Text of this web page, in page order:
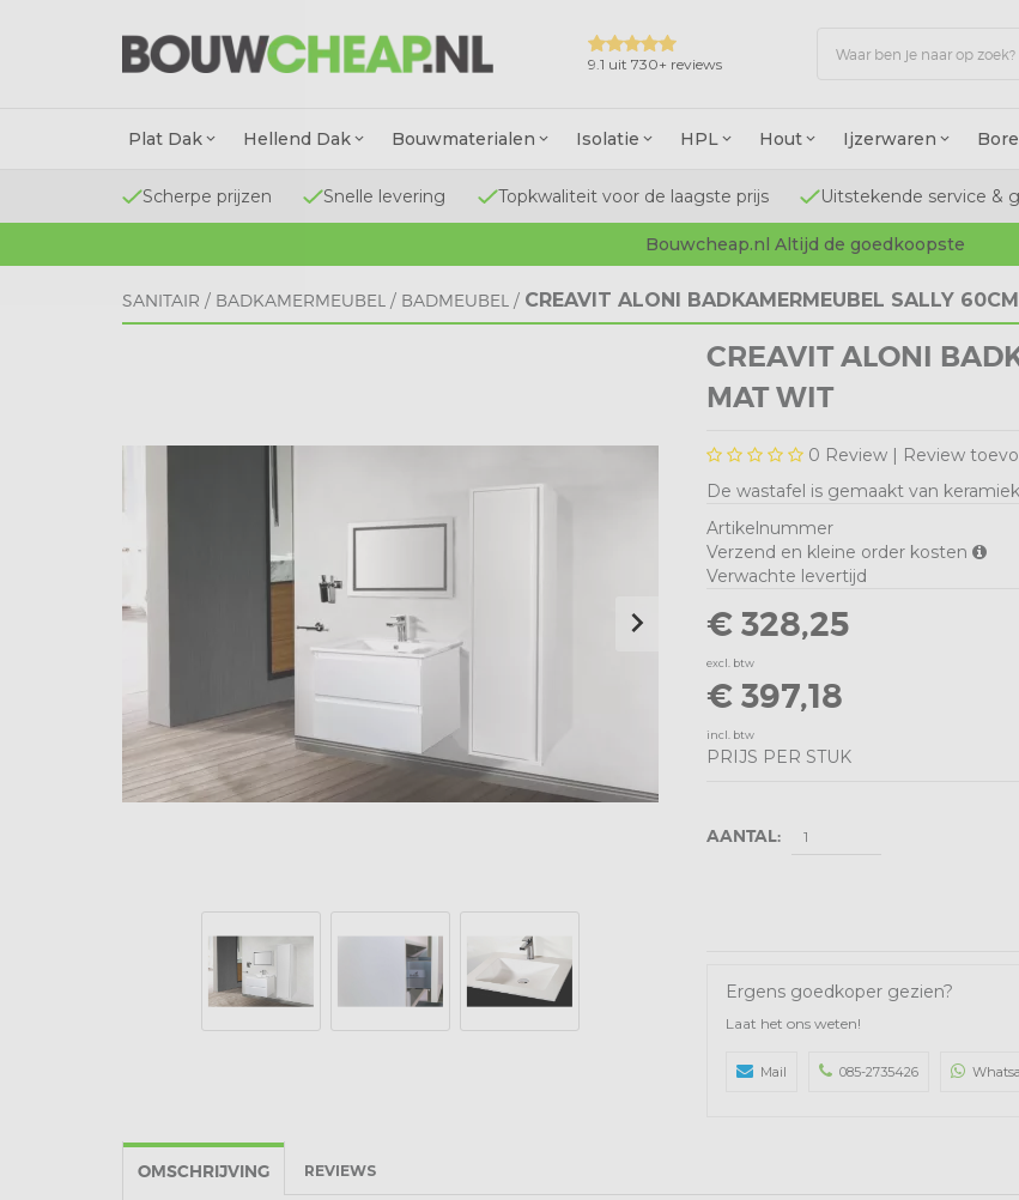
9.1 uit 730+ reviews
Plat Dak Hellend Dak Bouwmaterialen Isolatie HPL Hout Ijzerwaren
Scherpe prijzen Snelle levering Topkwaliteit voor de laagste prijs Uitstekende service &
Bouwcheap.nl Altijd de goedkoopste
SANITAIR / BADKAMERMEUBEL / BADMEUBEL / CREAVIT ALONI BADKAMERMEUBEL SALLY
CREAVIT ALONI
MAT WIT
0 Review | Review
De wastafel is gemaakt van keramiek
Artikelnummer
Verzend en kleine order kosten
Verwachte levertijd
€ 328,25
excl. btw
€ 397,18
incl. btw
PRIJS PER STUK
AANTAL:
Ergens goedkoper gezien?
Laat het ons weten!
Mail 085-2735426
OMSCHRIJVING REVIEWS